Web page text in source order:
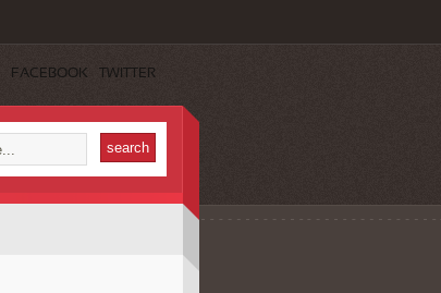
FACEBOOK TWITTER